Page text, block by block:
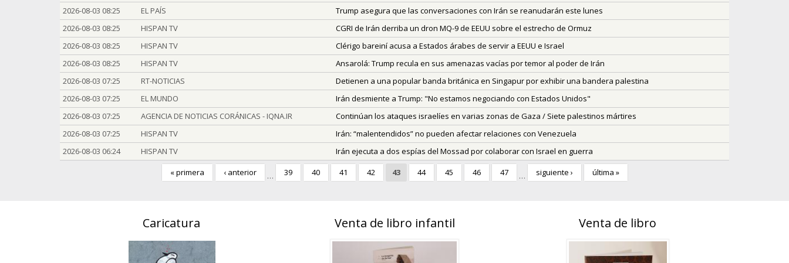
2026-08-03 08:25
EL PAÍS
Trump asegura que las conversaciones con Irán se reanudarán este lunes
2026-08-03 08:25
HISPAN TV
CGRI de Irán derriba un dron MQ-9 de EEUU sobre el estrecho de Ormuz
2026-08-03 08:25
HISPAN TV
Clérigo bareiní acusa a Estados árabes de servir a EEUU e Israel
2026-08-03 08:25
HISPAN TV
Ansarolá: Trump recula en sus amenazas vacías por temor al poder de Irán
2026-08-03 07:25
RT-NOTICIAS
Detienen a una popular banda británica en Singapur por exhibir una bandera palestina
2026-08-03 07:25
EL MUNDO
Irán desmiente a Trump: "No estamos negociando con Estados Unidos"
2026-08-03 07:25
AGENCIA DE NOTICIAS CORÁNICAS - IQNA.IR
Continúan los ataques israelíes en varias zonas de Gaza / Siete palestinos mártires
2026-08-03 07:25
HISPAN TV
Irán: “malentendidos” no pueden afectar relaciones con Venezuela
2026-08-03 06:24
HISPAN TV
Irán ejecuta a dos espías del Mossad por colaborar con Israel en guerra
« primera
‹ anterior … 39 40 41 42 43 44 45 46 47 … siguiente › última »
Caricatura Venta de libro infantil Venta de libro